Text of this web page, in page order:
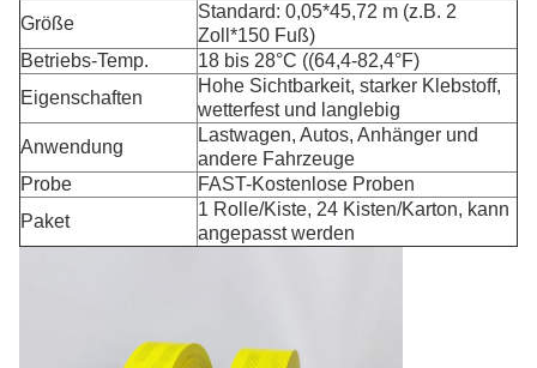
Größe
Standard: 0,05*45,72 m (z.B. 2
Zoll*150 Fuß)
Betriebs-Temp.
18 bis 28°C ((64,4-82,4°F)
Eigenschaften
Hohe Sichtbarkeit, starker Klebstoff,
wetterfest und langlebig
Anwendung
Lastwagen, Autos, Anhänger und
andere Fahrzeuge
Probe
FAST-Kostenlose Proben
Paket
1 Rolle/Kiste, 24 Kisten/Karton, kann
angepasst werden